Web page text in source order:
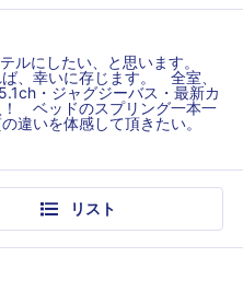
ルにしたい、と思います。
、幸いに存じます。 全室、
・ジャグジーバス・最新カ
！ ベッドのスプリング一本一
違いを体感して頂きたい。
リスト